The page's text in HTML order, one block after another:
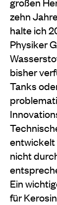
zehn
halte ich
Physiker
bisher
Tanks
entwickelt
nicht
Ein
für